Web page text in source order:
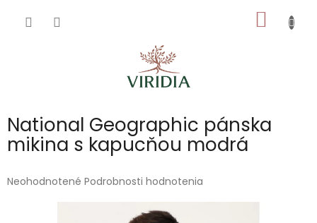
KOŠÍK
National Geographic pánska
mikina s kapucňou modrá
Priemerné
Neohodnotené Podrobnosti hodnotenia